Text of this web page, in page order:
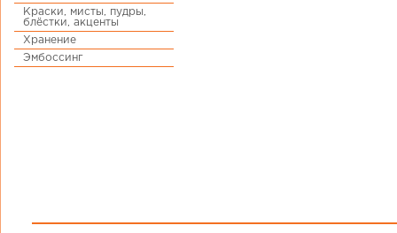
Краски, мисты, пудры,
блёстки, акценты
Хранение
Эмбоссинг